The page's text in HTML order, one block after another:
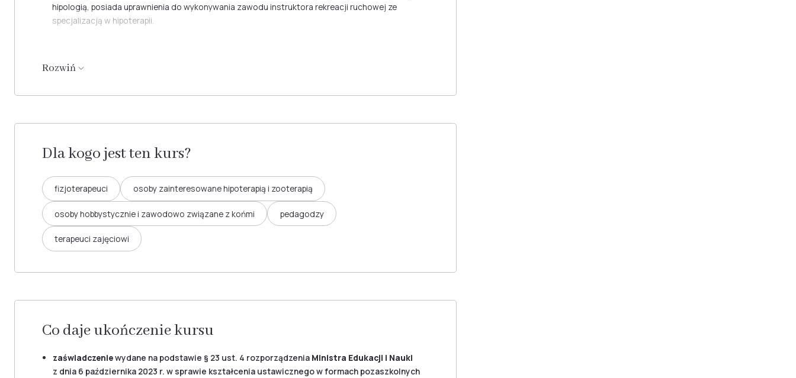
hipologią, posiada uprawnienia do wykonywania zawodu instruktora rekreacji ruchowej ze
specjalizacją w hipoterapii.
Rozwiń
Dla kogo jest ten kurs?
fizjoterapeuci osoby zainteresowane hipoterapią i zooterapią
osoby hobbystycznie i zawodowo związane z końmi pedagodzy
terapeuci zajęciowi
Co daje ukończenie kursu
zaświadczeniewydane na podstawie § 23 ust. 4 rozporządzenia Ministra Edukacji i Nauki
z dnia 6 października 2023 r. w sprawie kształcenia ustawicznego w formach pozaszkolnych